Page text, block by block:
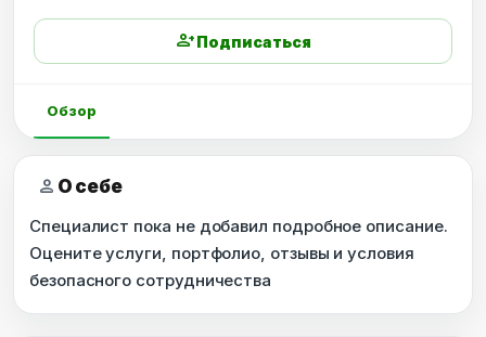
person_addПодписаться
Обзор
person О себе
Специалист пока не добавил подробное описание.
Оцените услуги, портфолио, отзывы и условия
безопасного сотрудничества